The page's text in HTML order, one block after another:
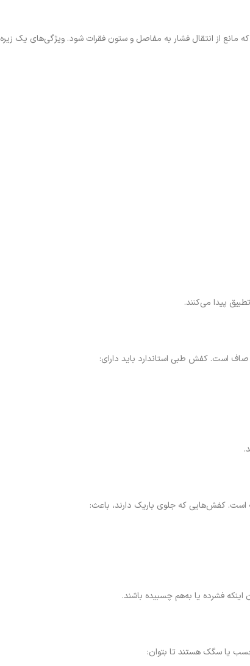
مانع از انتقال فشار به مفاصل و ستون فقرات شود. ویژگی‌های یک زیره
صاف است. کفش طبی استاندارد باید دارای:
است. کفش‌هایی که جلوی باریک دارند، باعث:
فشرده یا به‌هم چسبیده باشند.
یا سگک هستند تا بتوان: